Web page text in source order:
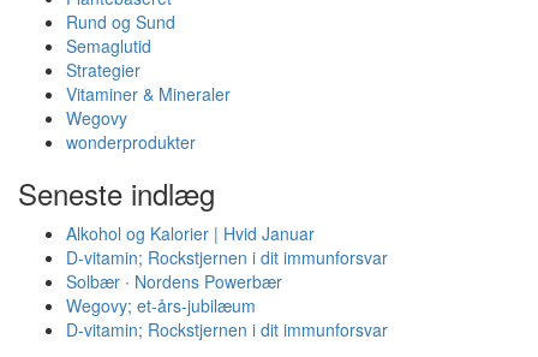
Rund og Sund
Semaglutid
Strategier
Vitaminer & Mineraler
Wegovy
wonderprodukter
Seneste indlæg
Alkohol og Kalorier | Hvid Januar
D-vitamin; Rockstjernen i dit immunforsvar
Solbær ∙ Nordens Powerbær
Wegovy; et-års-jubilæum
D-vitamin; Rockstjernen i dit immunforsvar